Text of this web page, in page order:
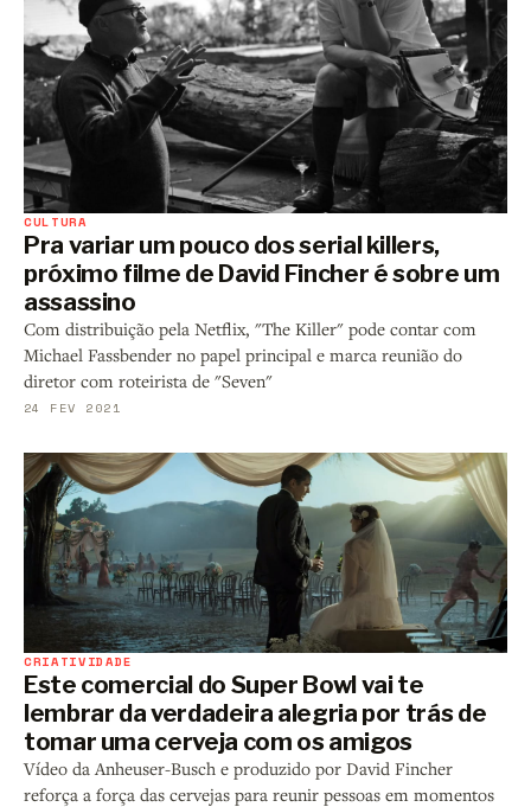
CULTURA
Pra variar um pouco dos serial killers,
próximo filme de David Fincher é sobre um
assassino
Com distribuição pela Netflix, "The Killer" pode contar com
Michael Fassbender no papel principal e marca reunião do
diretor com roteirista de "Seven"
24 FEV 2021
CRIATIVIDADE
Este comercial do Super Bowl vai te
lembrar da verdadeira alegria por trás de
tomar uma cerveja com os amigos
Vídeo da Anheuser-Busch e produzido por David Fincher
reforça a força das cervejas para reunir pessoas em momentos